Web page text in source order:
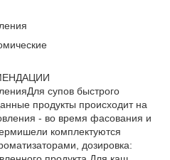
супов быстрого
продукты происходит на
- во время фасования и
комплектуются
дозировка: